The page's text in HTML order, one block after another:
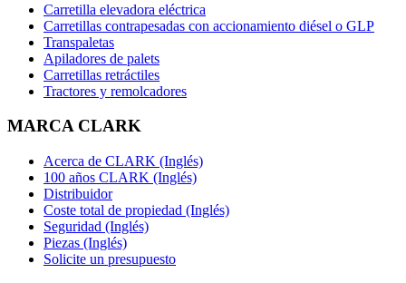
Carretilla elevadora eléctrica
Carretillas contrapesadas con accionamiento diésel o GLP
Transpaletas
Apiladores de palets
Carretillas retráctiles
Tractores y remolcadores
MARCA CLARK
Acerca de CLARK (Inglés)
100 años CLARK (Inglés)
Distribuidor
Coste total de propiedad (Inglés)
Seguridad (Inglés)
Piezas (Inglés)
Solicite un presupuesto